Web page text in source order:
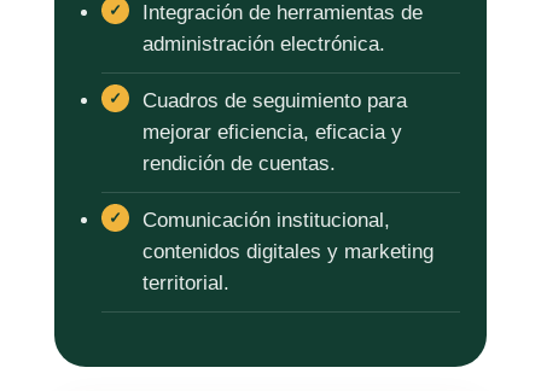
Integración de herramientas de
administración electrónica.
Cuadros de seguimiento para
mejorar eficiencia, eficacia y
rendición de cuentas.
Comunicación institucional,
contenidos digitales y marketing
territorial.